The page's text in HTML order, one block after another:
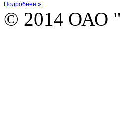
Подробнее »
© 2014 ОАО